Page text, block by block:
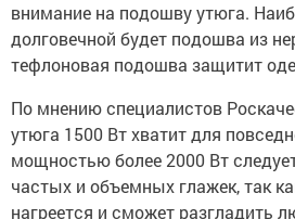
внимание на подошву утюга.
долговечной будет подошва из
тефлоновая подошва защитит
По мнению специалистов
утюга 1500 Вт хватит для
мощностью более 2000 Вт
частых и объемных глажек, так
нагреется и сможет разгладить